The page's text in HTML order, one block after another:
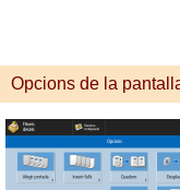
Opcions de la